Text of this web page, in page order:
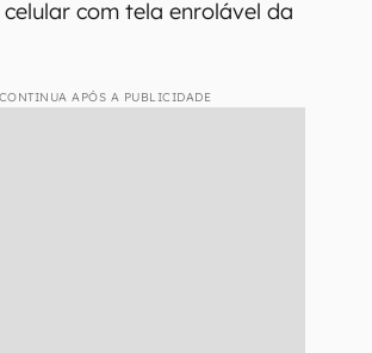
com tela enrolável da
CONTINUA APÓS A PUBLICIDADE